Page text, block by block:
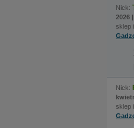
Nick:
2026
sklep
Nick:
sklep